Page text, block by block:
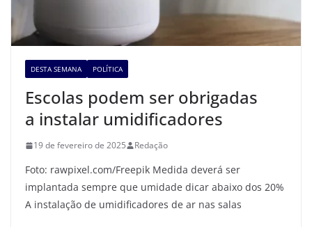
DESTA SEMANA POLÍTICA
Escolas podem ser obrigadas
a instalar umidificadores
19 de fevereiro de 2025 Redação
Foto: rawpixel.com/Freepik Medida deverá ser
implantada sempre que umidade dicar abaixo dos 20%
A instalação de umidificadores de ar nas salas